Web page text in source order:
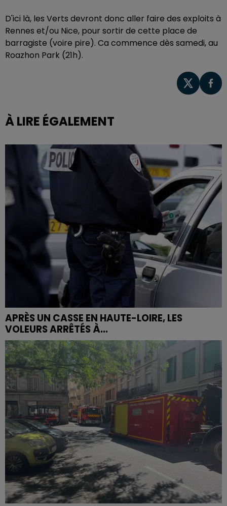
D'ici là, les Verts devront donc aller faire des exploits à
Rennes et/ou Nice, pour sortir de cette place de
barragiste (voire pire). Ca commence dès samedi, au
Roazhon Park (21h).
À LIRE ÉGALEMENT
APRÈS UN CASSE EN HAUTE-LOIRE, LES
VOLEURS ARRÊTÉS À...